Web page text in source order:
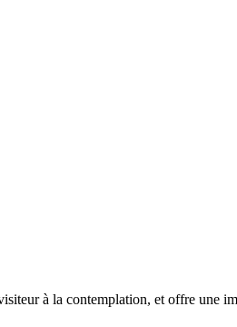
à la contemplation, et offre une